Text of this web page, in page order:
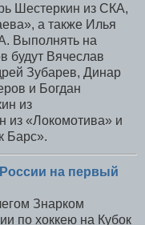
Шестеркин из СКА,
а также Илья
Выполнять на
будут Вячеслав
Зубарев, Динар
и Богдан
из
из «Локомотива» и
Барс».
на первый
Знарком
по хоккею на Кубок